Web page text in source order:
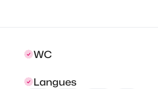
WC
Langues